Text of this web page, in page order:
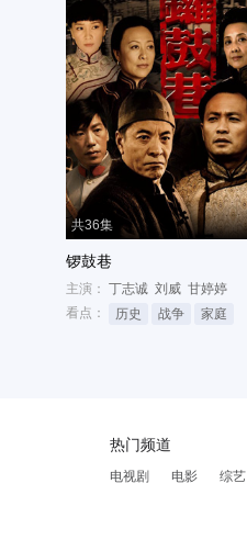
共36集
锣鼓巷
主演： 丁志诚 刘威 甘婷婷
看点：
历史 战争 家庭
热门频道
电视剧 电影 综艺